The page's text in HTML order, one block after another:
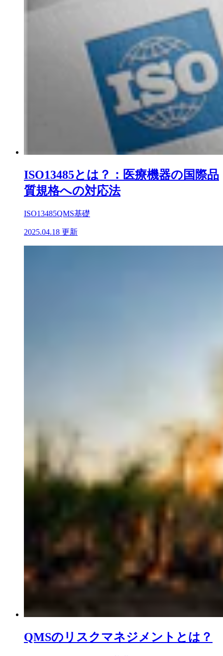
ISO13485とは？：医療機器の国際品
質規格への対応法
ISO13485QMS基礎
2025.04.18 更新
QMSのリスクマネジメントとは？